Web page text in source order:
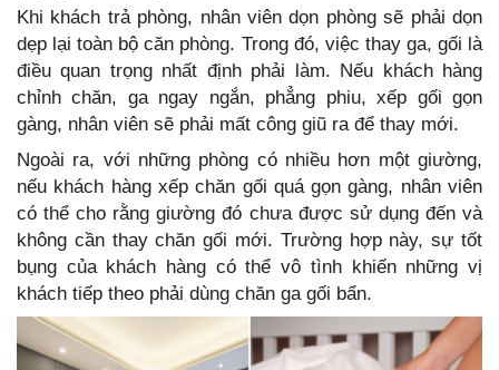
Khi khách trả phòng, nhân viên dọn phòng sẽ phải dọn
dẹp lại toàn bộ căn phòng. Trong đó, việc thay ga, gối là
điều quan trọng nhất định phải làm. Nếu khách hàng
chỉnh chăn, ga ngay ngắn, phẳng phiu, xếp gối gọn
gàng, nhân viên sẽ phải mất công giũ ra để thay mới.
Ngoài ra, với những phòng có nhiều hơn một giường,
nếu khách hàng xếp chăn gối quá gọn gàng, nhân viên
có thể cho rằng giường đó chưa được sử dụng đến và
không cần thay chăn gối mới. Trường hợp này, sự tốt
bụng của khách hàng có thể vô tình khiến những vị
khách tiếp theo phải dùng chăn ga gối bẩn.